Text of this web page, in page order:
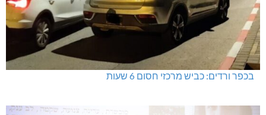
בכפר ורדים: כביש מרכזי חסום 6 שעות